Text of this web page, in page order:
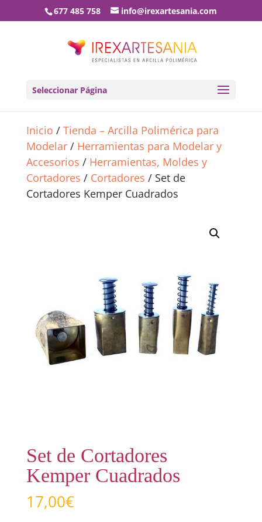
677 485 758 info@irexartesania.com
Seleccionar Página
Inicio / Tienda – Arcilla Polimérica para
Modelar/ Herramientas para Modelar y
Accesorios / Herramientas, Moldes y
Cortadores / Cortadores / Set de
Cortadores Kemper Cuadrados
Set de Cortadores
Kemper Cuadrados
17,00€